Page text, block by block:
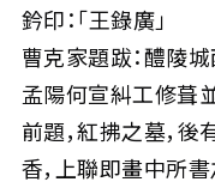
鈐印：「王錄廣」
曹克家題跋：醴陵
孟陽何宣糾工修葺
前題，紅拂之墓，
香，上聯即畫中所